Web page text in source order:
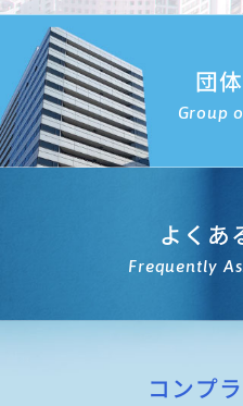
団
Group
よくあ
Frequently
コンプ